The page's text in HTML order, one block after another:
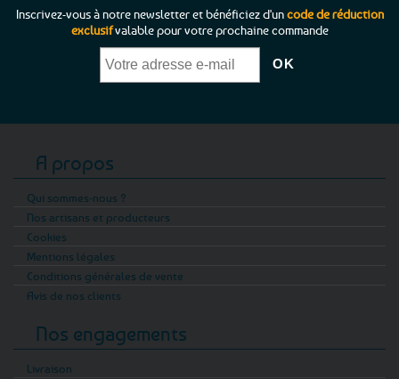
Inscrivez-vous à notre newsletter et bénéficiez d'uncode de réduction
exclusifvalable pour votre prochaine commande
A propos
Qui sommes-nous ?
Nos artisans et producteurs
Cookies
Mentions légales
Conditions générales de vente
Avis de nos clients
Nos engagements
Livraison